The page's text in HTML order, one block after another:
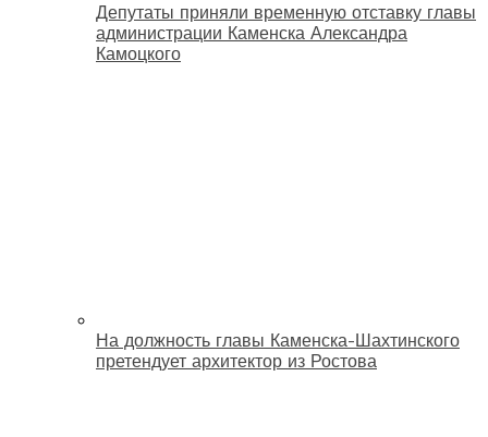
Депутаты приняли временную отставку главы
администрации Каменска Александра
Камоцкого
На должность главы Каменска-Шахтинского
претендует архитектор из Ростова